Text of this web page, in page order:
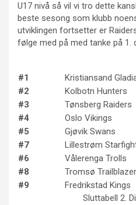
U17 nivå så vil vi tro dette
beste sesong som klubb
utviklingen fortsetter er
følge med på med tanke på 1.
#1
Kristiansand
#2
Kolbotn Hunters
#3
Tønsberg Raiders
#4
Oslo Vikings
#5
Gjøvik Swans
#7
Lillestrøm
#6
Vålerenga Trolls
#8
Tromsø
#9
Fredrikstad Kings
Sluttabell 2.